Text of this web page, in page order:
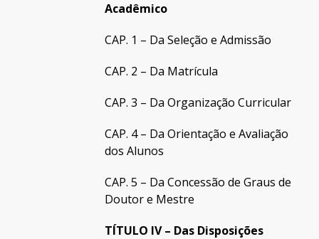
Acadêmico
CAP. 1 – Da Seleção e Admissão
CAP. 2 – Da Matrícula
CAP. 3 – Da Organização Curricular
CAP. 4 – Da Orientação e Avaliação
dos Alunos
CAP. 5 – Da Concessão de Graus de
Doutor e Mestre
TÍTULO IV – Das Disposições